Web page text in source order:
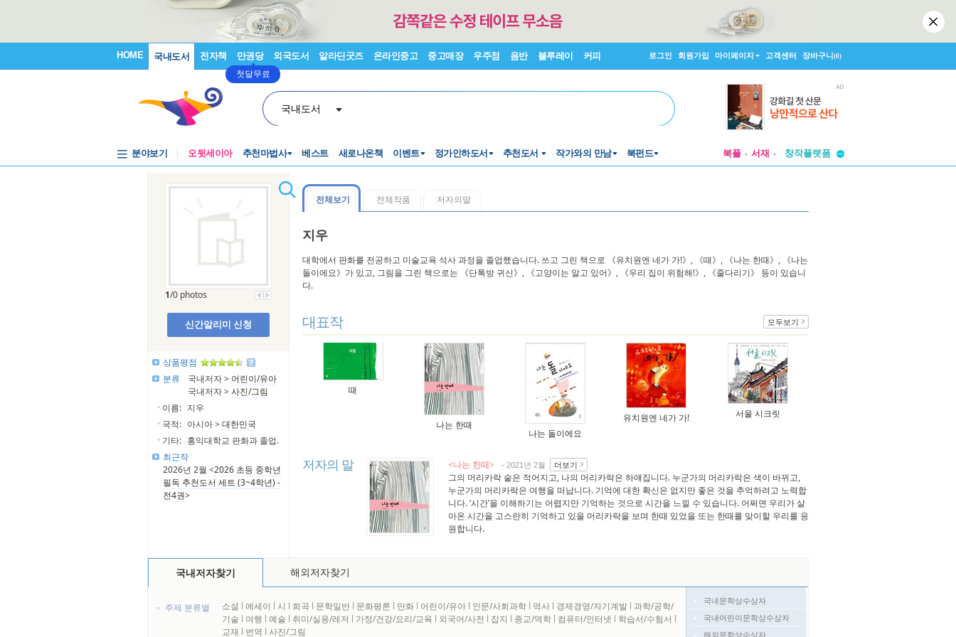
HOME 국내도서 전자책 만권당
첫달무료
외국도서 알라딘굿즈 온라인중고 중고매장 우주점 음반 블루레이 커피 로그인 회원가입 마이페이지 고객센터 장바구니(0)
국내도서
분야보기 오뒷세이아 추천마법사 베스트 새로나온책 이벤트 정가인하도서 추천도서 작가와의 만남 북펀드 북플 서재
창작플랫폼
1/0 photos
신간알리미 신청
상품평점
분류
국내저자 > 어린이/유아
국내저자 >사진/그림
이름: 지우
국적: 아시아 >대한민국
기타: 홍익대학교 판화과 졸업.
최근작
2026년 2월 <2026 초등 중학년
필독 추천도서 세트 (3~4학년) -
전4권>
전체보기 전체작품 저자의말
지우
대학에서 판화를 전공하고 미술교육 석사 과정을 졸업했습니다. 쓰고 그린 책으로 《유치원엔 네가 가!》, 《때》, 《나는 한때》, 《나는
돌이에요》가 있고, 그림을 그린 책으로는 《단톡방 귀신》, 《고양이는 알고 있어》, 《우리 집이 위험해!》, 《줄다리기》 등이 있습니
다.
대표작 모두보기
때
나는 한때
나는 돌이에요
유치원엔 네가 가! 서울 시크릿
저자의 말 <나는 한때> - 2021년 2월 더보기
그의 머리카락 숱은 적어지고, 나의 머리카락은 하얘집니다. 누군가의 머리카락은 색이 바뀌고,
누군가의 머리카락은 여행을 떠납니다. 기억에 대한 확신은 없지만 좋은 것을 추억하려고 노력합
니다. ‘시간’을 이해하기는 어렵지만 기억하는 것으로 시간을 느낄 수 있습니다. 어쩌면 우리가 살
아온 시간을 고스란히 기억하고 있을 머리카락을 보며 한때 있었을 또는 한때를 맞이할 우리를 응
원합니다.
국내저자찾기 해외저자찾기
주제 분류별 소설 l 에세이 l 시 l 희곡 l 문학일반 l 문화평론 l 만화 l 어린이/유아 l 인문/사회과학 l 역사 l 경제경영/자기계발 l 과학/공학/
기술 l 여행 l 예술 l 취미/실용/레저 l 가정/건강/요리/교육 l 외국어/사전 l 잡지 l 종교/역학 l 컴퓨터/인터넷 l 학습서/수험서 l
교재 l 번역 l 사진/그림
국내문학상수상자
국내어린이문학상수상자
해외문학상수상자